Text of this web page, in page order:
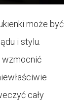
może być
i stylu.
wzmocnić
cały